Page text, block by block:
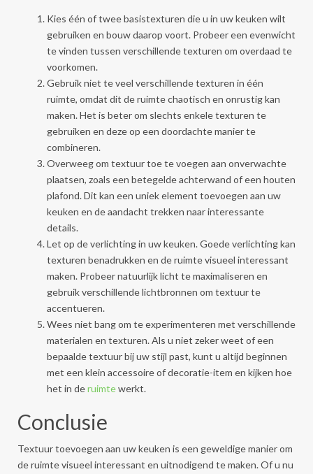
Kies één of twee basistexturen die u in uw keuken wilt
gebruiken en bouw daarop voort. Probeer een evenwicht
te vinden tussen verschillende texturen om overdaad te
voorkomen.
Gebruik niet te veel verschillende texturen in één
ruimte, omdat dit de ruimte chaotisch en onrustig kan
maken. Het is beter om slechts enkele texturen te
gebruiken en deze op een doordachte manier te
combineren.
Overweeg om textuur toe te voegen aan onverwachte
plaatsen, zoals een betegelde achterwand of een houten
plafond. Dit kan een uniek element toevoegen aan uw
keuken en de aandacht trekken naar interessante
details.
Let op de verlichting in uw keuken. Goede verlichting kan
texturen benadrukken en de ruimte visueel interessant
maken. Probeer natuurlijk licht te maximaliseren en
gebruik verschillende lichtbronnen om textuur te
accentueren.
Wees niet bang om te experimenteren met verschillende
materialen en texturen. Als u niet zeker weet of een
bepaalde textuur bij uw stijl past, kunt u altijd beginnen
met een klein accessoire of decoratie-item en kijken hoe
het in deruimtewerkt.
Conclusie
Textuur toevoegen aan uw keuken is een geweldige manier om
de ruimte visueel interessant en uitnodigend te maken. Of u nu